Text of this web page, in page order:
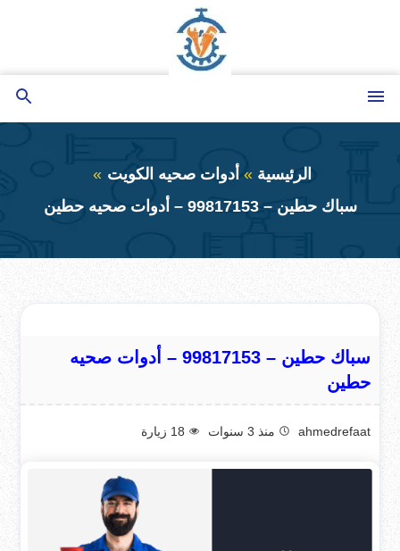
المحتوى
الرئيسية
أدوات صحيه الكويت
سباك حطين – 99817153 – أدوات صحيه حطين
سباك حطين – 99817153 – أدوات صحيه
حطين
ahmedrefaat منذ 3 سنوات 18 زيارة